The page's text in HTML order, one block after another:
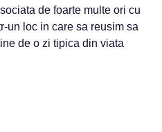
de foarte multe ori cu
un loc in care sa reusim sa
de o zi tipica din viata